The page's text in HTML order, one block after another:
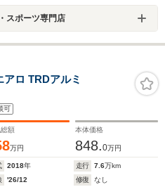
スポーツ専門店
ロ TRDアルミ
可
額
万円
本体価格
848.0万円
2018年 走行 7.6万km
'26/12 修復
なし